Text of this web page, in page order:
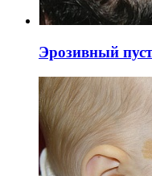
Эрозивный